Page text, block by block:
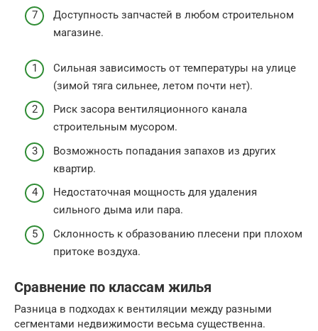
Доступность запчастей в любом строительном
магазине.
Сильная зависимость от температуры на улице
(зимой тяга сильнее, летом почти нет).
Риск засора вентиляционного канала
строительным мусором.
Возможность попадания запахов из других
квартир.
Недостаточная мощность для удаления
сильного дыма или пара.
Склонность к образованию плесени при плохом
притоке воздуха.
Сравнение по классам жилья
Разница в подходах к вентиляции между разными
сегментами недвижимости весьма существенна.